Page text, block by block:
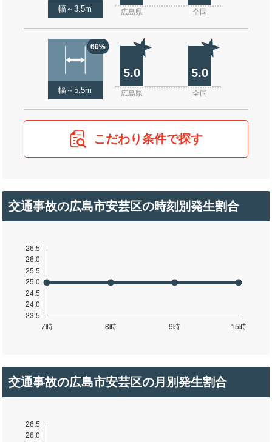
幅～3.5m 広島県 全国
60%
幅～5.5m
5.0 5.0
広島県 全国
こだわり条件で探す
交通事故の広島市安芸区の時刻別発生割合
交通事故の広島市安芸区の月別発生割合